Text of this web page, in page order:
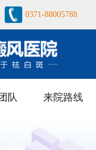
0371-88005788
队 来院路线